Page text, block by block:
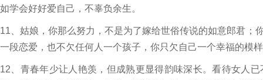
如学会好好爱自己，不辜负余生。
11、姑娘，你那么努力，不是为了嫁给世俗传说的如意郎君；
一段恋爱，也不欠任何人一个孩子，你只欠自己一个幸福的模
12、青春年少让人艳羡，但成熟更显得韵味深长。看待女人